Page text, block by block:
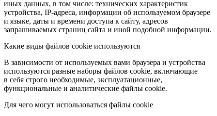
иных данных, в том числе: технических характеристик
устройства, IP-адреса, информации об используемом браузере
и языке, даты и времени доступа к сайту, адресов
запрашиваемых страниц сайта и иной подобной информации.
Какие виды файлов cookie используются
В зависимости от используемых вами браузера и устройства
используются разные наборы файлов cookie, включающие
в себя строго необходимые, эксплуатационные,
функциональные и аналитические файлы cookie.
Для чего могут использоваться файлы cookie